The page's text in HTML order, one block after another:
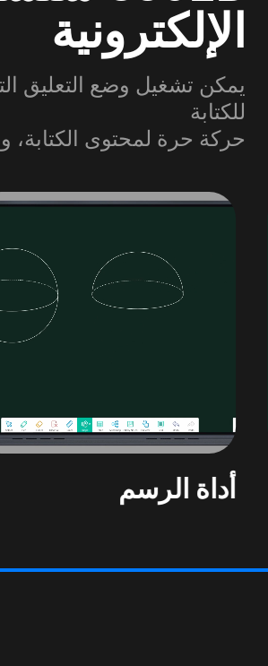
الإلكترونية
يمكن تشغيل وضع التعليق
للكتابة
حركة حرة لمحتوى الكتابة،
أداة الرسم